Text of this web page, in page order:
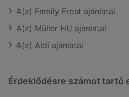
A(z) Family Frost ajánlatai
A(z) Müller HU ajánlatai
A(z) Aldi ajánlatai
Érdeklődésre számot tartó